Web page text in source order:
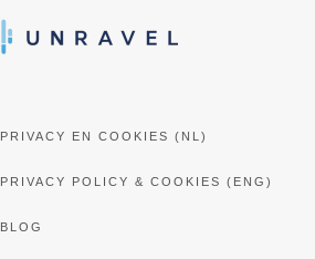
PRIVACY EN COOKIES (NL)
PRIVACY POLICY & COOKIES (ENG)
BLOG